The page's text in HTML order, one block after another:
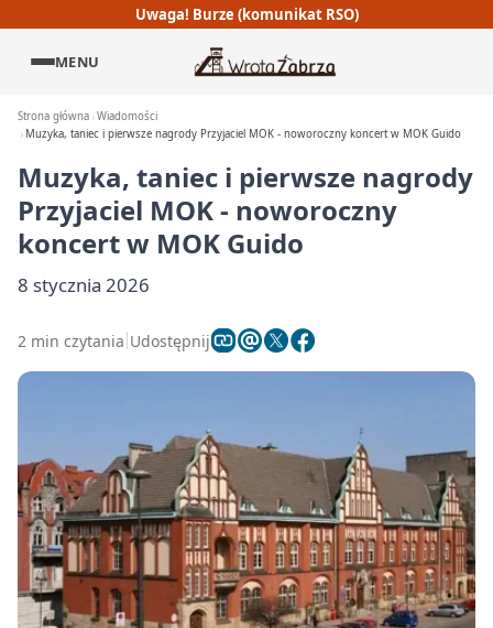
Uwaga! Burze (komunikat RSO)
MENU
Strona główna Wiadomości
Muzyka, taniec i pierwsze nagrody Przyjaciel MOK - noworoczny koncert w MOK Guido
Muzyka, taniec i pierwsze nagrody
Przyjaciel MOK - noworoczny
koncert w MOK Guido
8 stycznia 2026
2 min czytania Udostępnij